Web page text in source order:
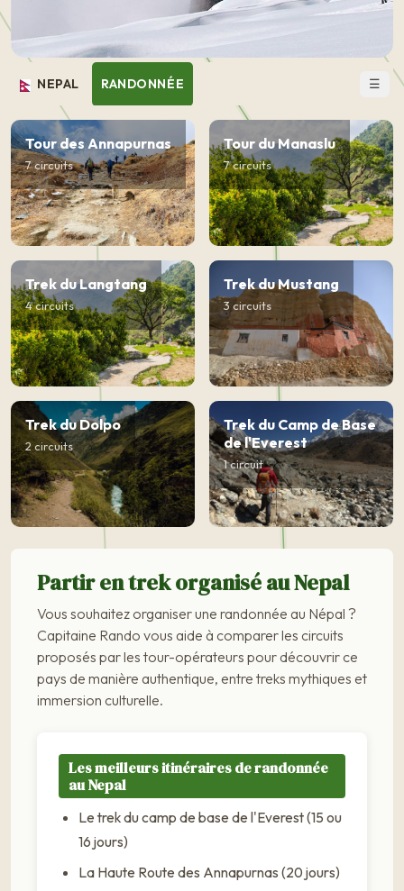
NEPAL RANDONNÉE ☰
Tour des Annapurnas
7 circuits
Tour du Manaslu
7 circuits
Trek du Langtang
4 circuits
Trek du Mustang
3 circuits
Trek du Dolpo
2 circuits
Trek du Camp de Base
de l'Everest
1 circuit
Partir en trek organisé au Nepal
Vous souhaitez organiser une randonnée au Népal ?
Capitaine Rando vous aide à comparer les circuits
proposés par les tour-opérateurs pour découvrir ce
pays de manière authentique, entre treks mythiques et
immersion culturelle.
Les meilleurs itinéraires de randonnée
au Nepal
Le trek du camp de base de l'Everest (15 ou
16 jours)
La Haute Route des Annapurnas (20 jours)